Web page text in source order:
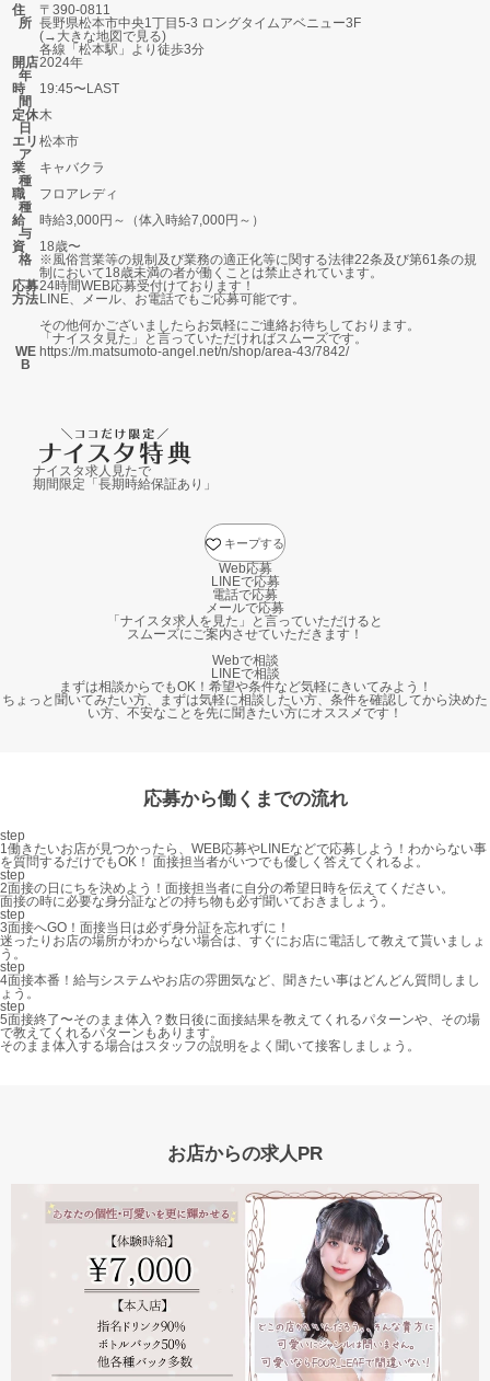
住
所
〒390-0811
長野県松本市中央1丁目5-3 ロングタイムアベニュー3F
(→ 大きな地図で見る)
各線「松本駅」より徒歩3分
開店
年
2024年
時
間
19:45〜LAST
定休
日
木
エリ
ア
松本市
業
種
キャバクラ
職
種
フロアレディ
給
与
時給3,000円～（体入時給7,000円～）
資
格
18歳〜
※風俗営業等の規制及び業務の適正化等に関する法律22条及び第61条の規
制において18歳未満の者が働くことは禁止されています。
応募
方法
24時間WEB応募受付けております！
LINE、メール、お電話でもご応募可能です。
その他何かございましたらお気軽にご連絡お待ちしております。
「ナイスタ見た」と言っていただければスムーズです。
WE
B
https://m.matsumoto-angel.net/n/shop/area-43/7842/
ナイスタ求人見たで
期間限定「長期時給保証あり」
キープする
Web応募
LINEで応募
電話で応募
メールで応募
「ナイスタ求人を見た」と言っていただけると
スムーズにご案内させていただきます！
Webで相談
LINEで相談
まずは相談からでもOK！希望や条件など気軽にきいてみよう！
ちょっと聞いてみたい方、まずは気軽に相談したい方、条件を確認してから決めた
い方、不安なことを先に聞きたい方にオススメです！
応募から働くまでの流れ
step
1 働きたいお店が見つかったら、WEB応募やLINEなどで応募しよう！ わからない事
を質問するだけでもOK！ 面接担当者がいつでも優しく答えてくれるよ。
step
2面接の日にちを決めよう！ 面接担当者に自分の希望日時を伝えてください。
面接の時に必要な身分証などの持ち物も必ず聞いておきましょう。
step
3面接へGO！ 面接当日は必ず身分証を忘れずに！
迷ったりお店の場所がわからない場合は、すぐにお店に電話して教えて貰いましょ
う。
step
4面接本番！ 給与システムやお店の雰囲気など、聞きたい事はどんどん質問しまし
ょう。
step
5面接終了〜そのまま体入？ 数日後に面接結果を教えてくれるパターンや、その場
で教えてくれるパターンもあります。
そのまま体入する場合はスタッフの説明をよく聞いて接客しましょう。
お店からの求人PR